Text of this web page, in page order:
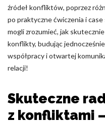
źródeł konfliktów, poprzez
po praktyczne ćwiczenia i
mogli zrozumieć, jak
konflikty, budując
współpracy i otwartej
relacji!
Skuteczne
z konfliktami
Nieklasyfikowane
Nieklasyfikowane pliki
klasyfikowania, wraz z
Zapisz